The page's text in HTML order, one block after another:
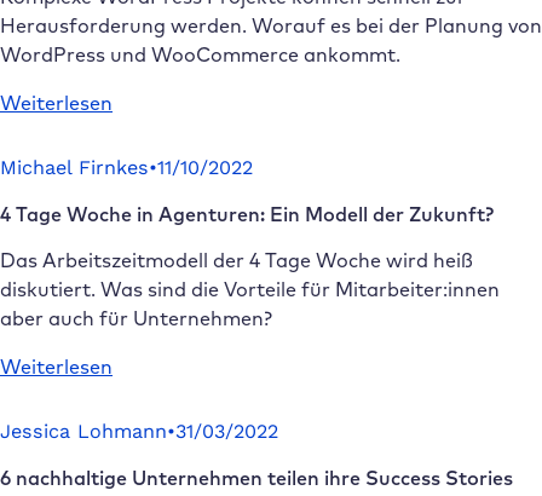
im
B2B
Herausforderung werden. Worauf es bei der Planung von
WordPress und WooCommerce ankommt.
Weiterlesen
Projekte
Von
der
Anforderung
zur
Michael Firnkes•11/10/2022
4 Tage Woche in Agenturen: Ein Modell der Zukunft?
Das Arbeitszeitmodell der 4 Tage Woche wird heiß
diskutiert. Was sind die Vorteile für Mitarbeiter:innen
aber auch für Unternehmen?
Weiterlesen
Tage
in
Jessica Lohmann•31/03/2022
6 nachhaltige Unternehmen teilen ihre Success Stories